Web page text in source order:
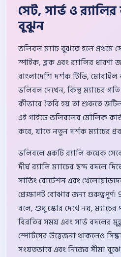
সেট, সার্ভ ও
বুঝুন
ভলিবল ম্যাচ বুঝতে হলে প্রথমে
স্পাইক, ব্লক এবং র‍্যালির
বাংলাদেশি দর্শক টিভি,
ভলিবল দেখেন, কিন্তু ম্যাচের
কীভাবে তৈরি হয় তা শুরুতে
এই গাইডে ভলিবলের মৌলিক
করে, যাতে নতুন দর্শক ম্যাচের
ভলিবলে একটি র‍্যালি কয়েক
দীর্ঘ র‍্যালি ম্যাচের ছন্দ বদলে
সার্ভিং রোটেশন এবং
প্রেক্ষাপট বোঝার জন্য
বলে, শুধু স্কোর দেখে নয়,
বিরতির সময় এবং সার্ভ বদলের
স্পোর্টসের উত্তেজনা থাকলেও
সংযতভাবে এবং নিজের সীমা